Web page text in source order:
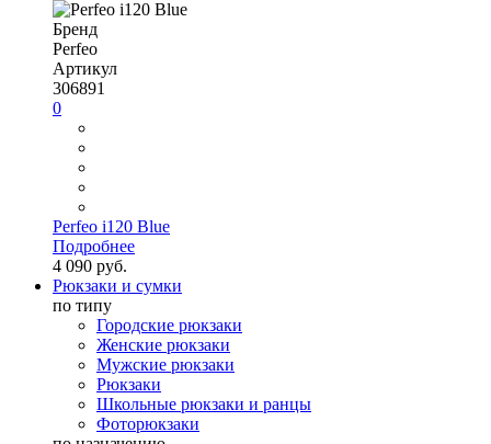
Бренд
Perfeo
Артикул
306891
0
Perfeo i120 Blue
Подробнее
4 090 руб.
Рюкзаки и сумки
по типу
Городские рюкзаки
Женские рюкзаки
Мужские рюкзаки
Рюкзаки
Школьные рюкзаки и ранцы
Фоторюкзаки